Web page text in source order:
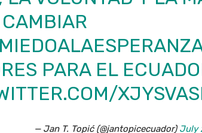
PARA EL
— Jan T. Topić (@jantopicecuador) July